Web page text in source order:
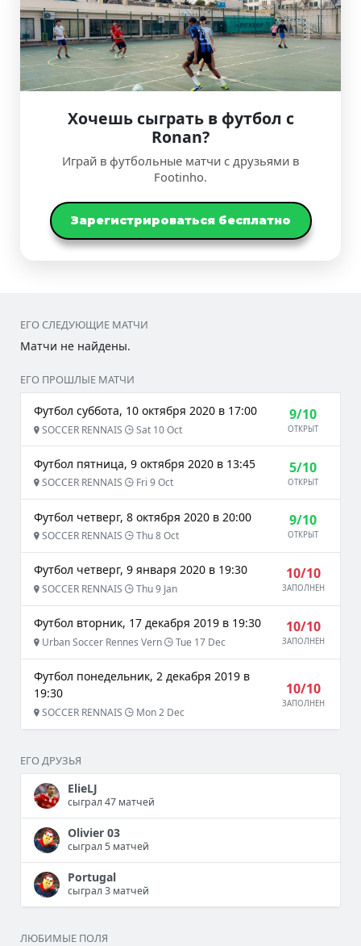
Хочешь сыграть в футбол с
Ronan?
Играй в футбольные матчи с друзьями в
Footinho.
Зарегистрироваться бесплатно
ЕГО СЛЕДУЮЩИЕ МАТЧИ
Матчи не найдены.
ЕГО ПРОШЛЫЕ МАТЧИ
Футбол суббота, 10 октября 2020 в 17:00
SOCCER RENNAIS Sat 10 Oct
9/10
ОТКРЫТ
Футбол пятница, 9 октября 2020 в 13:45
SOCCER RENNAIS Fri 9 Oct
5/10
ОТКРЫТ
Футбол четверг, 8 октября 2020 в 20:00
SOCCER RENNAIS Thu 8 Oct
9/10
ОТКРЫТ
Футбол четверг, 9 января 2020 в 19:30
SOCCER RENNAIS Thu 9 Jan
10/10
ЗАПОЛНЕН
Футбол вторник, 17 декабря 2019 в 19:30
Urban Soccer Rennes Vern Tue 17 Dec
10/10
ЗАПОЛНЕН
Футбол понедельник, 2 декабря 2019 в
19:30
SOCCER RENNAIS Mon 2 Dec
10/10
ЗАПОЛНЕН
ЕГО ДРУЗЬЯ
ElieLJ
сыграл 47 матчей
Olivier 03
сыграл 5 матчей
Portugal
сыграл 3 матчей
ЛЮБИМЫЕ ПОЛЯ